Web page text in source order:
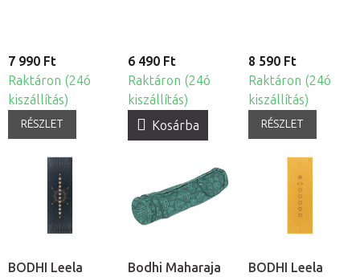
7 990 Ft
Raktáron (24ó
kiszállítás)
RÉSZLET
6 490 Ft
Raktáron (24ó
kiszállítás)
Kosárba
8 590 Ft
Raktáron (24ó
kiszállítás)
RÉSZLET
BODHI Leela
Bodhi Maharaja
BODHI Leela